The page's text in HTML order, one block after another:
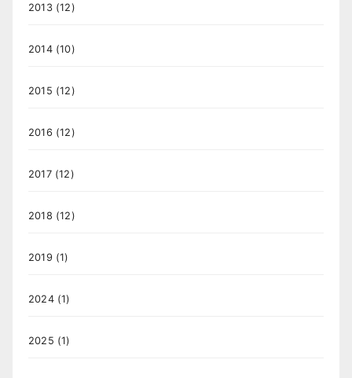
2013(12)
2014(10)
2015 (12)
2016 (12)
2017(12)
2018 (12)
2019 (1)
2024(1)
2025 (1)